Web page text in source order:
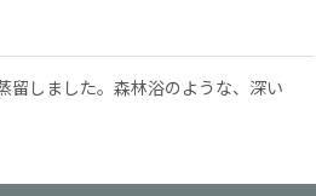
留しました。森林浴のような、深い